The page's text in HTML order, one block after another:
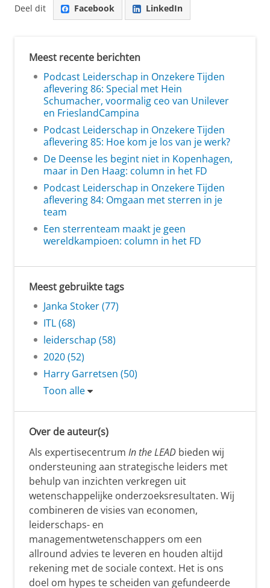
Deel dit Facebook LinkedIn
Meest recente berichten
Podcast Leiderschap in Onzekere Tijden
aflevering 86: Special met Hein
Schumacher, voormalig ceo van Unilever
en FrieslandCampina
Podcast Leiderschap in Onzekere Tijden
aflevering 85: Hoe kom je los van je werk?
De Deense les begint niet in Kopenhagen,
maar in Den Haag: column in het FD
Podcast Leiderschap in Onzekere Tijden
aflevering 84: Omgaan met sterren in je
team
Een sterrenteam maakt je geen
wereldkampioen: column in het FD
Meest gebruikte tags
Janka Stoker (77)
ITL (68)
leiderschap (58)
2020 (52)
Harry Garretsen (50)
Toon alle
Over de auteur(s)
Als expertisecentrum In the LEAD bieden wij
ondersteuning aan strategische leiders met
behulp van inzichten verkregen uit
wetenschappelijke onderzoeksresultaten. Wij
combineren de visies van economen,
leiderschaps- en
managementwetenschappers om een
allround advies te leveren en houden altijd
rekening met de sociale context. Het is ons
doel om hypes te scheiden van gefundeerde